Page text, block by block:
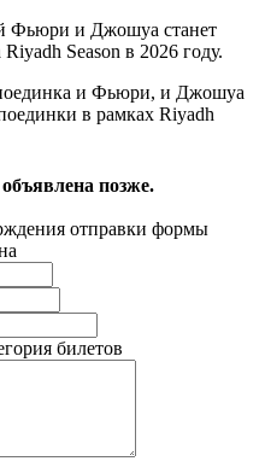
Фьюри и Джошуа станет
Season в 2026 году.
и Фьюри, и Джошуа
в рамках Riyadh
позже.
отправки формы
билетов